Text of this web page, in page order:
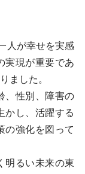
人が幸せを実感
実現が重要であ
ました。
、性別、障害の
かし、活躍する
の強化を図って
明るい未来の東